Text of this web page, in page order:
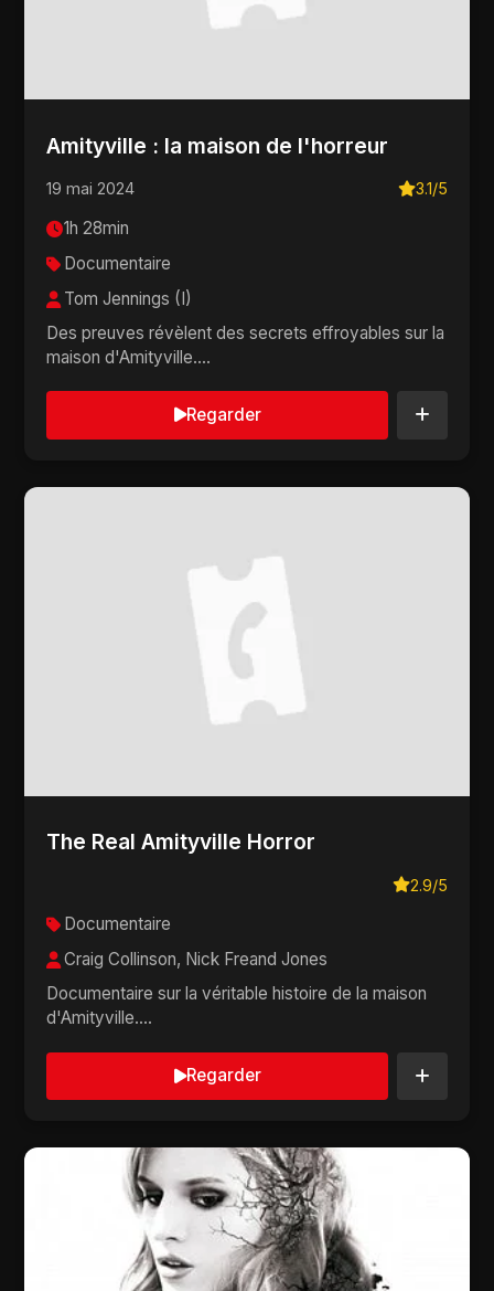
Amityville : la maison de l'horreur
19 mai 2024 3.1/5
1h 28min
Documentaire
Tom Jennings (I)
Des preuves révèlent des secrets effroyables sur la
maison d'Amityville....
Regarder
The Real Amityville Horror
2.9/5
Documentaire
Craig Collinson, Nick Freand Jones
Documentaire sur la véritable histoire de la maison
d'Amityville....
Regarder